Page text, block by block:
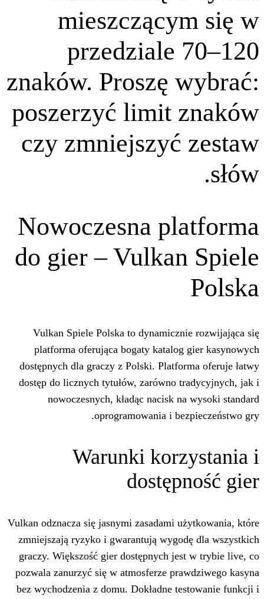
przedziale
znaków. Proszę
poszerzyć limit
czy zmniejszyć
Nowoczesna
do gier –
Vulkan Spiele Polska to
platforma oferująca bogaty katalog
dostępnych dla graczy z Polski.
dostęp do licznych tytułów, zarówno
nowoczesnych, kładąc nacisk
oprogramowania i
Warunki
Vulkan odznacza się jasnymi zasadami
zmniejszają ryzyko i gwarantują
graczy. Większość gier dostępnych
pozwala zanurzyć się w atmosferze
bez wychodzenia z domu. Dokładne